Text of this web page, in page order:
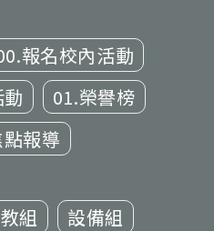
報名校內活動
01.榮譽榜
報導
組
設備組